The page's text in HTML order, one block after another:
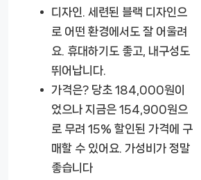
디자인. 세련된 블랙 디자인으
로 어떤 환경에서도 잘 어울려
요. 휴대하기도 좋고, 내구성도
뛰어납니다.
가격은? 당초 184,000원이
었으나 지금은 154,900원으
로 무려 15% 할인된 가격에 구
매할 수 있어요. 가성비가 정말
좋습니다